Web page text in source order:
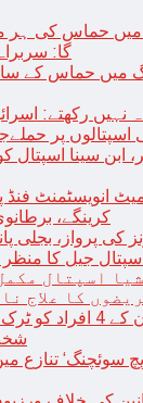
میں حماس کی ہر
گا:
میں حماس کے
نہیں رکھتے:
پر
ابن سینا اسپتال
انویسٹمنٹ
کرینگے،
کی پرواز، بجلی
اسپتال جیل کا
اسپتال
کا علاج
کینیڈا؛ پاکستانی
سوئچنگ‘ تنازع